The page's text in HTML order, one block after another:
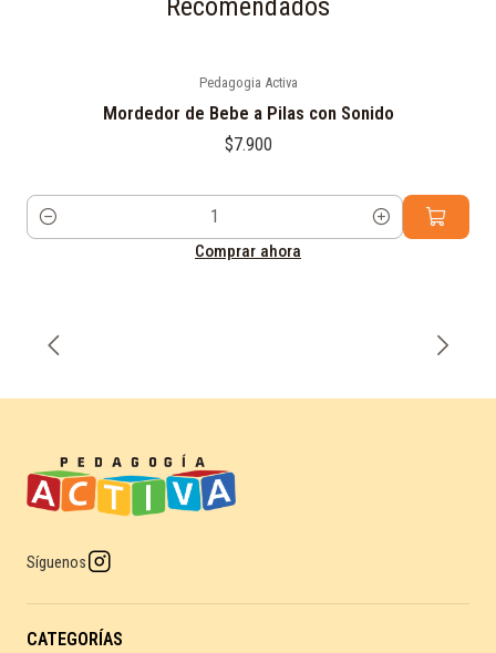
Recomendados
Pedagogia Activa
Mordedor de Bebe a Pilas con Sonido
$7.900
Cantidad
Comprar ahora
Síguenos
CATEGORÍAS